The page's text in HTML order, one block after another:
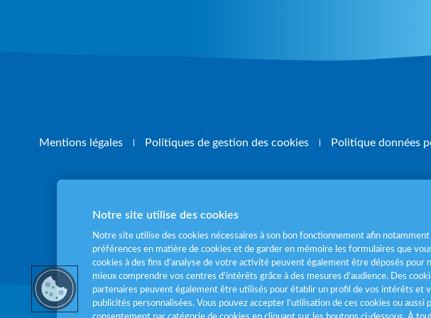
Mentions légales Politiques de gestion des cookies Politique données
Pour votre santé, mangez 5
Notre site utilise des cookies
Notre site utilise des cookies nécessaires à son bon fonctionnement afin notamment
préférences en matière de cookies et de garder en mémoire les formulaires que
cookies à des fins d’analyse de votre activité peuvent également être déposés pour
mieux comprendre vos centres d'intérêts grâce à des mesures d’audience. Des
partenaires peuvent également être utilisés pour établir un profil de vos intérêts et
publicités personnalisées. Vous pouvez accepter l’utilisation de ces cookies ou aussi